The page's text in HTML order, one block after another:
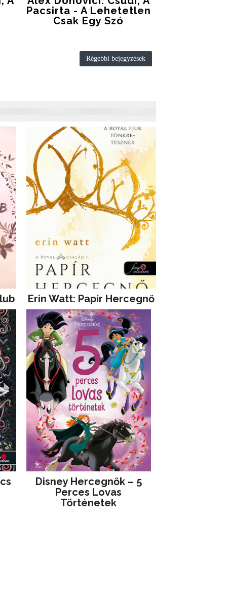
Pacsirta - A Lehetetlen
Csak Egy Szó
Régebbi bejegyzések
Erin Watt: Papír Hercegnő
Disney ​Hercegnők – 5
Perces Lovas
Történetek